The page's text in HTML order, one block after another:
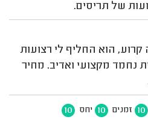
קרוע, הוא החליף לי רצועות
נחמד מקצועי ואדיב. מחיר
10 זמנים 10 יחס 10